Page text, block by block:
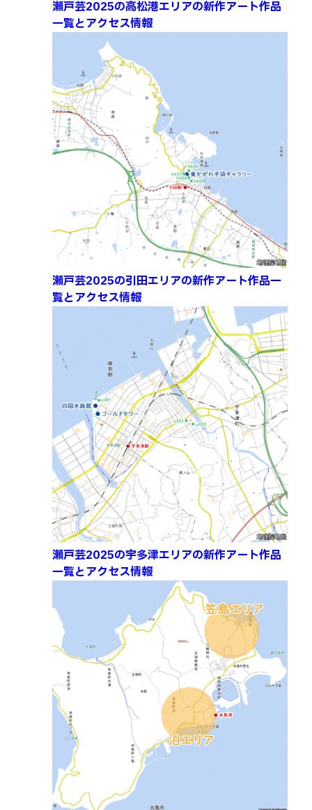
瀬戸芸2025の高松港エリアの新作アート作品
一覧とアクセス情報
瀬戸芸2025の引田エリアの新作アート作品一
覧とアクセス情報
瀬戸芸2025の宇多津エリアの新作アート作品
一覧とアクセス情報